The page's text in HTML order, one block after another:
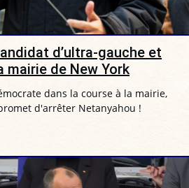
d’ultra-gauche et
de New York
dans la course à la mairie,
d'arrêter Netanyahou !